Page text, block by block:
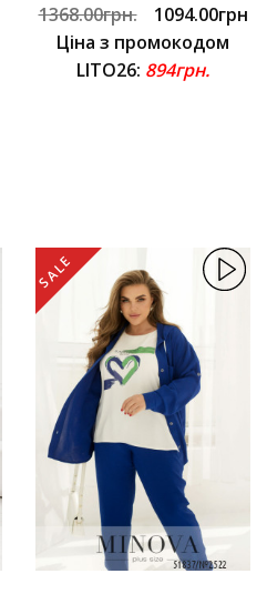
1368.00грн.
1094.00грн
Ціна з промокодом
LITO26: 894грн.
SALE